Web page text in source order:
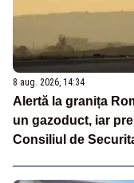
8 aug. 2026, 14:34
Alertă la granița
un gazoduct, iar
Consiliul de